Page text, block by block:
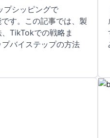
プシッピングで
す。この記事では、製
TikTokでの戦略ま
バイステップの方法